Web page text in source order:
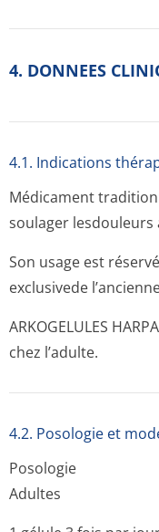
4. DONNEES
4.1. Indications
Médicament
soulager
Son usage est
exclusivede
ARKOGELULES
chez l’adulte.
4.2. Posologie et
Posologie
Adultes